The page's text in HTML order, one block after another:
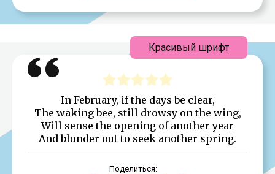
In February, if the days be clear,
The waking bee, still drowsy on the wing,
Will sense the opening of another year
And blunder out to seek another spring.
Поделиться:
Красивый шрифт